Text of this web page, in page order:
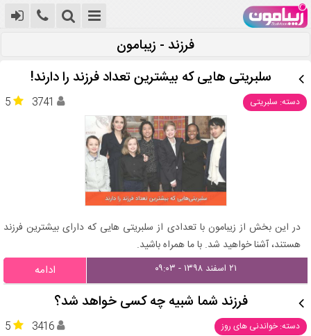
فرزند - زیبامون
سلبریتی هایی که بیشترین تعداد فرزند را دارند!
دسته: سلبریتی 5 3741
در این بخش از زیبامون با تعدادی از سلبریتی هایی که دارای بیشترین فرزند
هستند، آشنا خواهید شد. با ما همراه باشید.
۲۱ اسفند ۱۳۹۸ - ۰۹:۰۳ ادامه
فرزند شما شبیه چه کسی خواهد شد؟
دسته: خواندنی های روز 5 3416